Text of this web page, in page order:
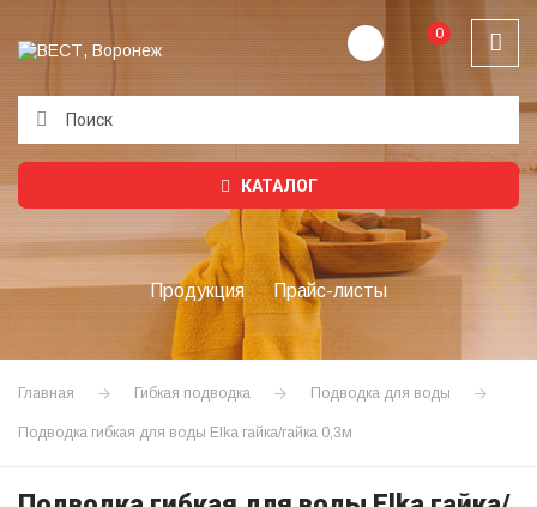
0
КАТАЛОГ
Продукция Прайс-листы
Главная Гибкая подводка Подводка для воды
Подводка гибкая для воды Elka гайка/гайка 0,3м